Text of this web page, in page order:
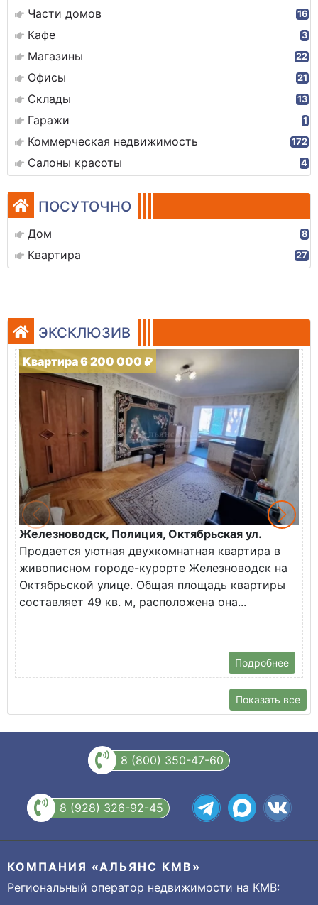
Части домов 16
Кафе 3
Магазины 22
Офисы 21
Склады 13
Гаражи 1
Коммерческая недвижимость 172
Салоны красоты 4
ПОСУТОЧНО
Дом 8
Квартира 27
ЭКСКЛЮЗИВ
Квартира 6 200 000 ₽
Железноводск, Полиция, Октябрьская ул.
Продается уютная двухкомнатная квартира в
живописном городе-курорте Железноводск на
Октябрьской улице. Общая площадь квартиры
составляет 49 кв. м, расположена она...
Подробнее
Показать все
8 (800) 350-47-60
8 (928) 326-92-45
КОМПАНИЯ «АЛЬЯНС КМВ»
Региональный оператор недвижимости на КМВ: